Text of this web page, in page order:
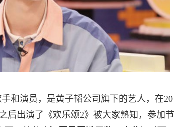
和演员，是黄子韬公司旗下的艺人，在20
后出演了《欢乐颂2》被大家熟知，参加节